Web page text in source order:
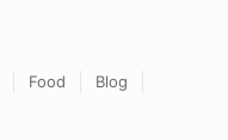
Food
Blog